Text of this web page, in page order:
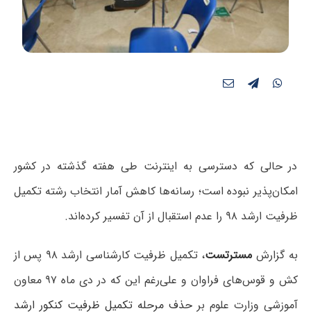
در حالی که دسترسی به اینترنت طی هفته گذشته در کشور
امکان‌پذیر نبوده است؛ رسانه‌ها کاهش آمار انتخاب رشته تکمیل
ظرفیت ارشد ۹۸ را عدم استقبال از آن تفسیر کرده‌اند.
به گزارش مسترتست
، تکمیل ظرفیت کارشناسی ارشد ۹۸ پس از
کش و قوس‌های فراوان و علی‌رغم این که در دی ماه ۹۷ معاون
آموزشی وزارت علوم برحذف مرحله تکمیل ظرفیت کنکور ارشد